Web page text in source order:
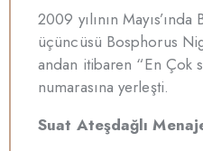
2009 yılının
üçüncüsü Bosphorus
andan itibaren “En Çok
numarasına yerleşti.
Suat Ateşdağlı